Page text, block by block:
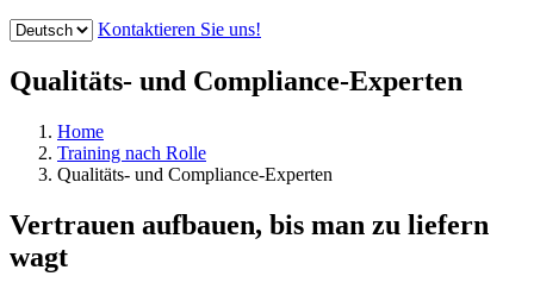
Kontaktieren Sie uns!
Qualitäts- und Compliance-Experten
Home
Training nach Rolle
Qualitäts- und Compliance-Experten
Vertrauen aufbauen, bis man zu liefern
wagt